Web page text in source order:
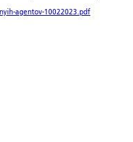
agentov-10022023.pdf